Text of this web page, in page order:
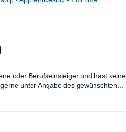
oder Berufseinsteiger und hast keine
unter Angabe des gewünschten...